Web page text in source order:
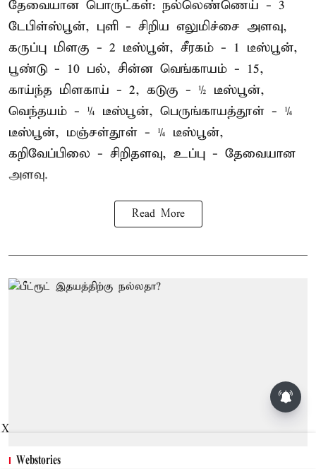
தேவையான பொருட்கள்: நல்லெண்ணெய் - 3
டேபிள்ஸ்பூன், புளி - சிறிய எலுமிச்சை அளவு,
கருப்பு மிளகு - 2 டீஸ்பூன், சீரகம் - 1 டீஸ்பூன்,
பூண்டு - 10 பல், சின்ன வெங்காயம் - 15,
காய்ந்த மிளகாய் - 2, கடுகு - ½ டீஸ்பூன்,
வெந்தயம் - ¼ டீஸ்பூன், பெருங்காயத்தூள் - ¼
டீஸ்பூன், மஞ்சள்தூள் - ¼ டீஸ்பூன்,
கறிவேப்பிலை - சிறிதளவு, உப்பு - தேவையான
அளவு.
Read More
Webstories
X